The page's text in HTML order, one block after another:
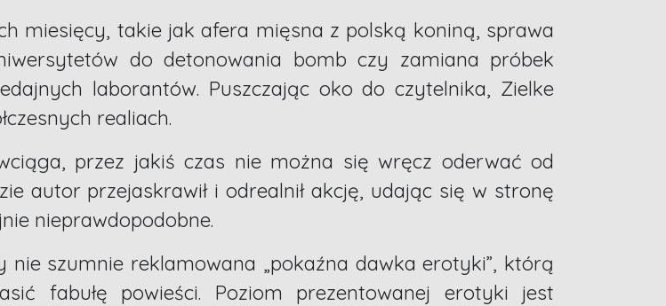
miesięcy, takie jak afera mięsna z polską koniną, sprawa
do detonowania bomb czy zamiana próbek
laborantów. Puszczając oko do czytelnika, Zielke
realiach.
przez jakiś czas nie można się wręcz oderwać od
autor przejaskrawił i odrealnił akcję, udając się w stronę
nieprawdopodobne.
szumnie reklamowana „pokaźna dawka erotyki”, którą
fabułę powieści. Poziom prezentowanej erotyki jest